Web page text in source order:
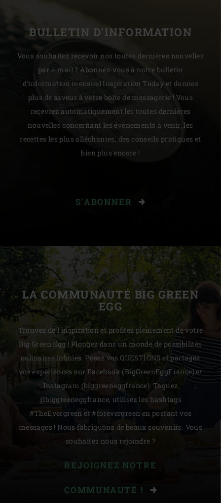
BULLETIN D'INFORMATION
Vous souhaitez recevoir nos toutes dernières nouvelles
par e-mail ? Abonnez-vous à notre bulletin
d'information mensuel Inspiration Today et donnez
plus de saveur à votre boîte de messagerie ! Vous
recevrez automatiquement les toutes dernières
nouvelles concernant les événements à venir, les
recettes les plus alléchantes, des conseils pratiques et
bien plus encore !
S'ABONNER
LA COMMUNAUTÉ BIG GREEN
EGG
Trouvez de l'inspiration et profitez pleinement de votre
Big Green Egg ! Plongez dans un monde de possibilités
culinaires infinies. Posez vos QUESTIONS et partagez
vos expériences sur Facebook (BigGreenEggFrance) et
Instagram (biggreeneggfrance). Taguez
@biggreeneggfrance, utilisez les hashtags
#TheEvergreen et #forevergreen en postant vos
messages ! Nous fabriquons de beaux souvenirs. Vous
souhaitez nous rejoindre ?
REJOIGNEZ NOTRE
COMMUNAUTÉ !